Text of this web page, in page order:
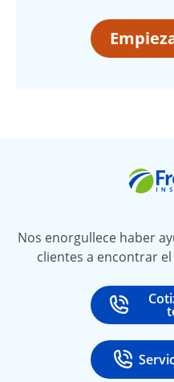
Nos enorgullece haber
clientes a encontrar